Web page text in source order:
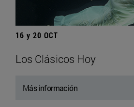
16 y 20 OCT
Los Clásicos Hoy
Más información